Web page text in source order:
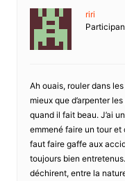
riri
Ah ouais, rouler dans
mieux que d’arpenter
quand il fait beau. J’ai
emmené faire un tour et
faut faire gaffe aux
toujours bien
déchirent, entre la